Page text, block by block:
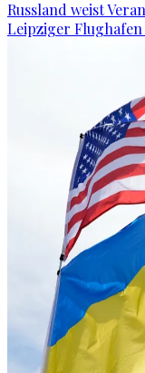
Russland weist
Leipziger